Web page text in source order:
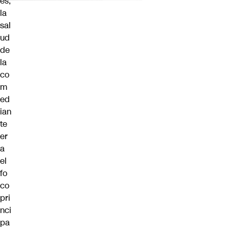
la
sal
ud
de
la
co
m
ed
ian
te
er
a
el
fo
co
pri
nci
pa